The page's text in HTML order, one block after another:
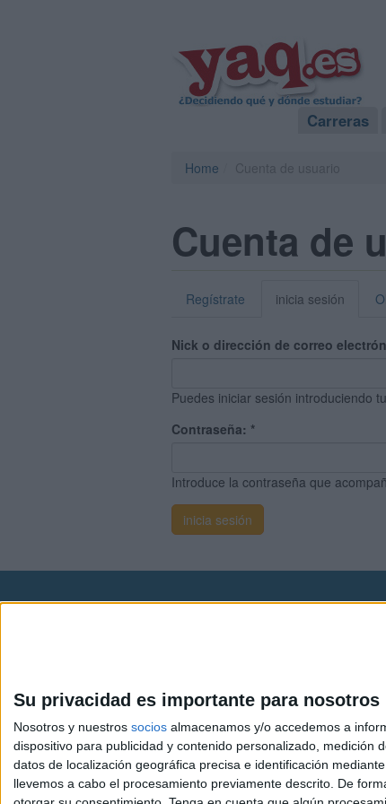
Su privacidad es importante para nosotros
Nosotros y nuestros socios almacenamos y/o accedemos a
dispositivo para publicidad y contenido personalizado, medición
datos de localización geográfica precisa e identificación
llevemos a cabo el procesamiento previamente descrito. De
Carreras
Home
Cuenta de
Regístrate inicia sesión
Nick o dirección de correo
Puedes iniciar sesión introduciendo
Contraseña: *
Introduce la contraseña que